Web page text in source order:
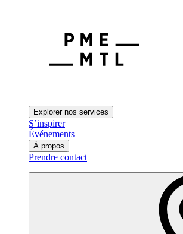
Explorer nos services
S’inspirer
Événements
À propos
Prendre contact